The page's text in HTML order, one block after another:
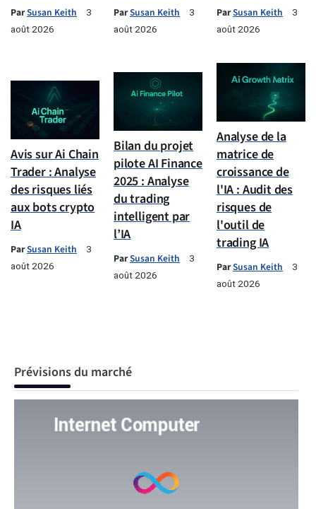
ParSusan Keith
3
août 2026
ParSusan Keith
3
août 2026
ParSusan Keith
3
août 2026
Avis sur Ai Chain
Trader : Analyse
des risques liés
aux bots crypto
IA
ParSusan Keith
3
août 2026
Bilan du projet
pilote AI Finance
2025 : Analyse
du trading
intelligent par
l’IA
ParSusan Keith
3
août 2026
Analyse de la
matrice de
croissance de
l'IA : Audit des
risques de
l'outil de
trading IA
ParSusan Keith
3
août 2026
Prévisions du marché